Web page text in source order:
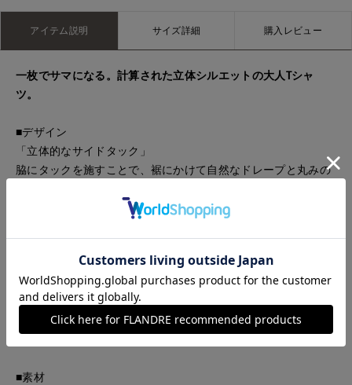
アイテム説明 サイズ詳細 購入レビュー
一枚でサマになる。計算された立体シルエットの大人Tシャ
ツ。
■デザイン
「立体的なサイドタック」
脇にタックを施すことで、裾にかけて自然なドレープと丸みの
クス感を演出。
「前後差のあるヘムライン」
ヒップをさりげなくカバーし、ボトムスを選ばずバランス良く
■素材